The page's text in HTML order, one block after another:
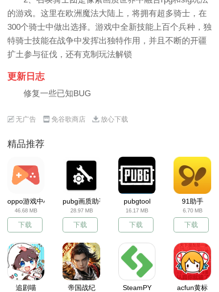
的游戏。这里在欧洲魔法大陆上，将拥有超多骑士，在
300个骑士中做出选择。游戏中全新技能上百个兵种，独
特骑士技能在战争中发挥出独特作用，并且不断的开疆
扩土参与征伐，还有克制玩法解锁
更新日志
修复一些已知BUG
无广告 免谷歌商店 放心下载
精品推荐
oppo游戏中心
46.68 MB
下载
pubg画质助手
28.97 MB
下载
pubgtool
16.17 MB
下载
91助手
6.70 MB
下载
追剧喵 帝国战纪 SteamPY acfun黄标